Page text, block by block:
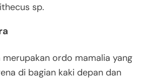
sp.
ordo mamalia yang
di bagian kaki depan dan